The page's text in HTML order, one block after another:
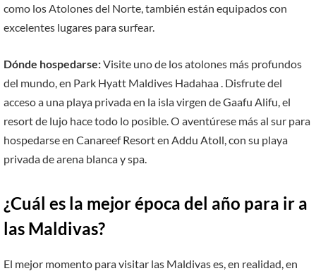
como los Atolones del Norte, también están equipados con
excelentes lugares para surfear.
Dónde hospedarse:Visite uno de los atolones más profundos
del mundo, en Park Hyatt Maldives Hadahaa . Disfrute del
acceso a una playa privada en la isla virgen de Gaafu Alifu, el
resort de lujo hace todo lo posible. O aventúrese más al sur para
hospedarse en Canareef Resort en Addu Atoll, con su playa
privada de arena blanca y spa.
¿Cuál es la mejor época del año para ir a
las Maldivas?
El mejor momento para visitar las Maldivas es, en realidad, en